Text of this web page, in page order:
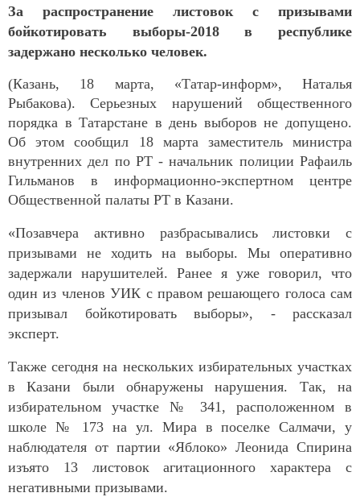
За распространение листовок с призывами
бойкотировать выборы-2018 в республике
задержано несколько человек.
(Казань, 18 марта, «Татар-информ», Наталья
Рыбакова). Серьезных нарушений общественного
порядка в Татарстане в день выборов не допущено.
Об этом сообщил 18 марта заместитель министра
внутренних дел по РТ - начальник полиции Рафаиль
Гильманов в информационно-экспертном центре
Общественной палаты РТ в Казани.
«Позавчера активно разбрасывались листовки с
призывами не ходить на выборы. Мы оперативно
задержали нарушителей. Ранее я уже говорил, что
один из членов УИК с правом решающего голоса сам
призывал бойкотировать выборы», - рассказал
эксперт.
Также сегодня на нескольких избирательных участках
в Казани были обнаружены нарушения. Так, на
избирательном участке № 341, расположенном в
школе № 173 на ул. Мира в поселке Салмачи, у
наблюдателя от партии «Яблоко» Леонида Спирина
изъято 13 листовок агитационного характера с
негативными призывами.